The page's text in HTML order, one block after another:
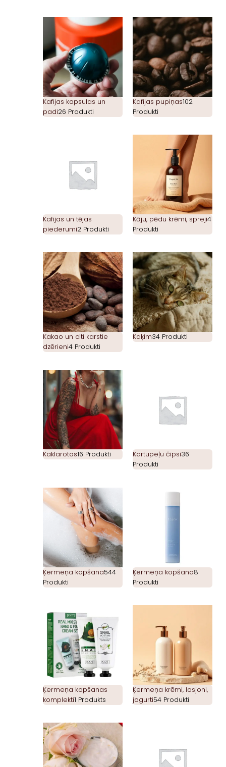
Kafijas kapsulas un
padi26 Produkti
Kafijas pupiņas102
Produkti
Kafijas un tējas
piederumi2 Produkti
Kāju, pēdu krēmi, spreji4
Produkti
Kakao un citi karstie
dzērieni4 Produkti
Kaķim34 Produkti
Kaklarotas16 Produkti Kartupeļu čipsi36
Produkti
Ķermeņa kopšana544
Produkti
Ķermeņa kopšana8
Produkti
Ķermeņa kopšanas
komplekti1 Produkts
Ķermeņa krēmi, losjoni,
jogurti54 Produkti